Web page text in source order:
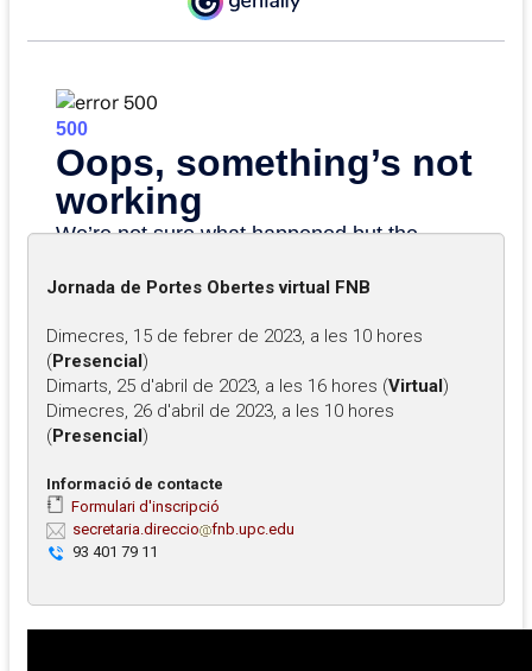
Jornada de Portes Obertes virtual FNB
Dimecres, 15 de febrer de 2023, a les 10 hores
(Presencial)
Dimarts, 25 d'abril de 2023, a les 16 hores (Virtual)
Dimecres, 26 d'abril de 2023, a les 10 hores
(Presencial)
Informació de contacte
Formulari d'inscripció
secretaria.direccio
fnb.upc.edu
93 401 79 11